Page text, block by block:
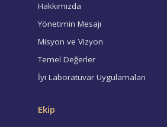
Hakkımızda
Yönetimin Mesajı
Misyon ve Vizyon
Temel Değerler
İyi Laboratuvar Uygulamaları
Ekip